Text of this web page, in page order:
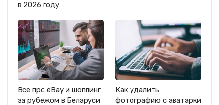
в 2026 году
Все про eBay и шоппинг
за рубежом в Беларуси
Как удалить
фотографию с аватарки